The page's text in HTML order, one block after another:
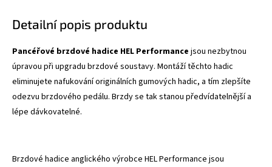
Detailní popis produktu
Pancéřové brzdové hadice HEL Performance jsou nezbytnou
úpravou při upgradu brzdové soustavy. Montáží těchto hadic
eliminujete nafukování originálních gumových hadic, a tím zlepšíte
odezvu brzdového pedálu. Brzdy se tak stanou předvídatelnější a
lépe dávkovatelné.
Brzdové hadice anglického výrobce HEL Performance jsou